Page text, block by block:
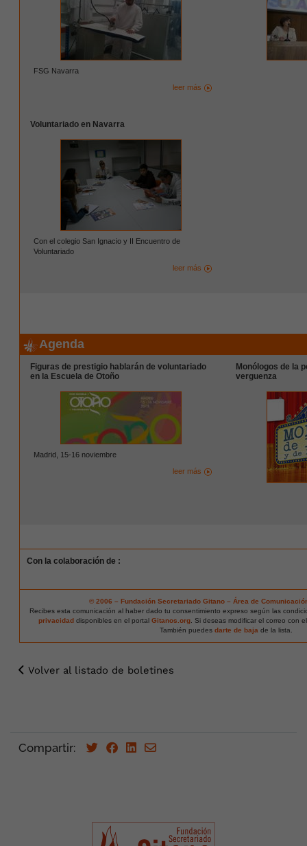
FSG Navarra
leer más
Voluntariado en Navarra
Con el colegio San Ignacio y II Encuentro de
Voluntariado
leer más
Agenda
Figuras de prestigio hablarán de voluntariado
en la Escuela de Otoño
Madrid, 15-16 noviembre
leer más
Monólogos de la
verguenza
Con la colaboración de :
© 2006 – Fundación Secretariado Gitano – Área de
Recibes esta comunicación al haber dado tu consentimiento expreso según las
privacidad disponibles en el portal Gitanos.org. Si deseas modificar el correo con
También puedes darte de bajade la lista.
Volver al listado de boletines
Compartir: